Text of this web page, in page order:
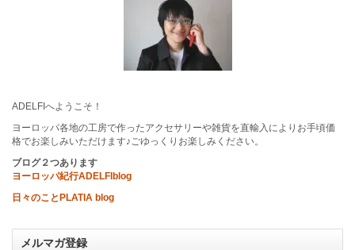
ADELFIへようこそ！
ヨーロッパ各地の工房で作ったアクセサリーや雑貨を直輸入によりお手頃価
格でお楽しみいただけます♪ごゆっくりお楽しみください。
ブログ２つあります
ヨーロッパ紀行ADELFIblog
日々のことPLATIA blog
メルマガ登録